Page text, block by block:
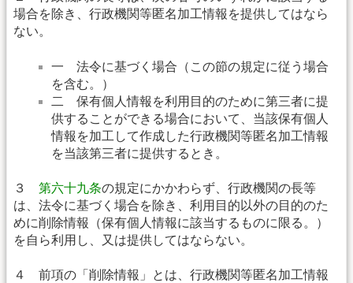
場合を除き、行政機関等匿名加工情報を提供してはなら
ない。
一 法令に基づく場合（この節の規定に従う場合
を含む。）
二 保有個人情報を利用目的のために第三者に提
供することができる場合において、当該保有個人
情報を加工して作成した行政機関等匿名加工情報
を当該第三者に提供するとき。
３ 第六十九条の規定にかかわらず、行政機関の長等
は、法令に基づく場合を除き、利用目的以外の目的のた
めに削除情報（保有個人情報に該当するものに限る。）
を自ら利用し、又は提供してはならない。
４ 前項の「削除情報」とは、行政機関等匿名加工情報